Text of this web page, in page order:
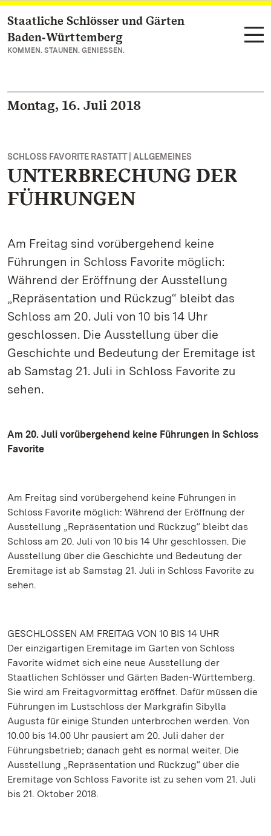
Zum Hauptinhalt springen
Staatliche Schlösser und Gärten
Baden‑Württemberg
KOMMEN. STAUNEN. GENIESSEN.
Montag, 16. Juli 2018
SCHLOSS FAVORITE RASTATT | ALLGEMEINES
UNTERBRECHUNG DER
FÜHRUNGEN
Am Freitag sind vorübergehend keine
Führungen in Schloss Favorite möglich:
Während der Eröffnung der Ausstellung
„Repräsentation und Rückzug“ bleibt das
Schloss am 20. Juli von 10 bis 14 Uhr
geschlossen. Die Ausstellung über die
Geschichte und Bedeutung der Eremitage ist
ab Samstag 21. Juli in Schloss Favorite zu
sehen.
Am 20. Juli vorübergehend keine Führungen in Schloss
Favorite
Am Freitag sind vorübergehend keine Führungen in
Schloss Favorite möglich: Während der Eröffnung der
Ausstellung „Repräsentation und Rückzug“ bleibt das
Schloss am 20. Juli von 10 bis 14 Uhr geschlossen. Die
Ausstellung über die Geschichte und Bedeutung der
Eremitage ist ab Samstag 21. Juli in Schloss Favorite zu
sehen.
GESCHLOSSEN AM FREITAG VON 10 BIS 14 UHR
Der einzigartigen Eremitage im Garten von Schloss
Favorite widmet sich eine neue Ausstellung der
Staatlichen Schlösser und Gärten Baden-Württemberg.
Sie wird am Freitagvormittag eröffnet. Dafür müssen die
Führungen im Lustschloss der Markgräfin Sibylla
Augusta für einige Stunden unterbrochen werden. Von
10.00 bis 14.00 Uhr pausiert am 20. Juli daher der
Führungsbetrieb; danach geht es normal weiter. Die
Ausstellung „Repräsentation und Rückzug“ über die
Eremitage von Schloss Favorite ist zu sehen vom 21. Juli
bis 21. Oktober 2018.